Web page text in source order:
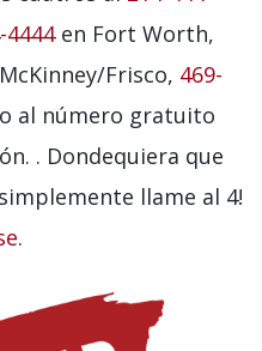
4444en Fort Worth,
Frisco, 469-
al número gratuito
. Dondequiera que
llame al 4!
.